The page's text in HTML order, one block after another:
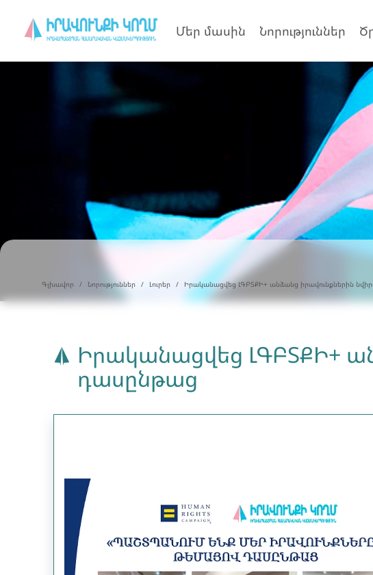
Մեր մասին Նորություններ
Գլխավոր Նորություններ Լուրեր Իրականացվեց ԼԳԲՏՔԻ+ անձանց իրավունքներին
Իրականացվեց ԼԳԲՏՔԻ+
դասընթաց